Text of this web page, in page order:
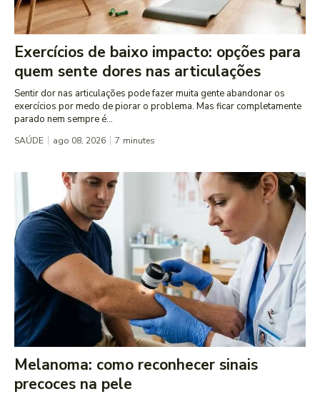
Exercícios de baixo impacto: opções para
quem sente dores nas articulações
Sentir dor nas articulações pode fazer muita gente abandonar os
exercícios por medo de piorar o problema. Mas ficar completamente
parado nem sempre é...
SAÚDE ago 08, 2026 7 minutes
Melanoma: como reconhecer sinais
precoces na pele